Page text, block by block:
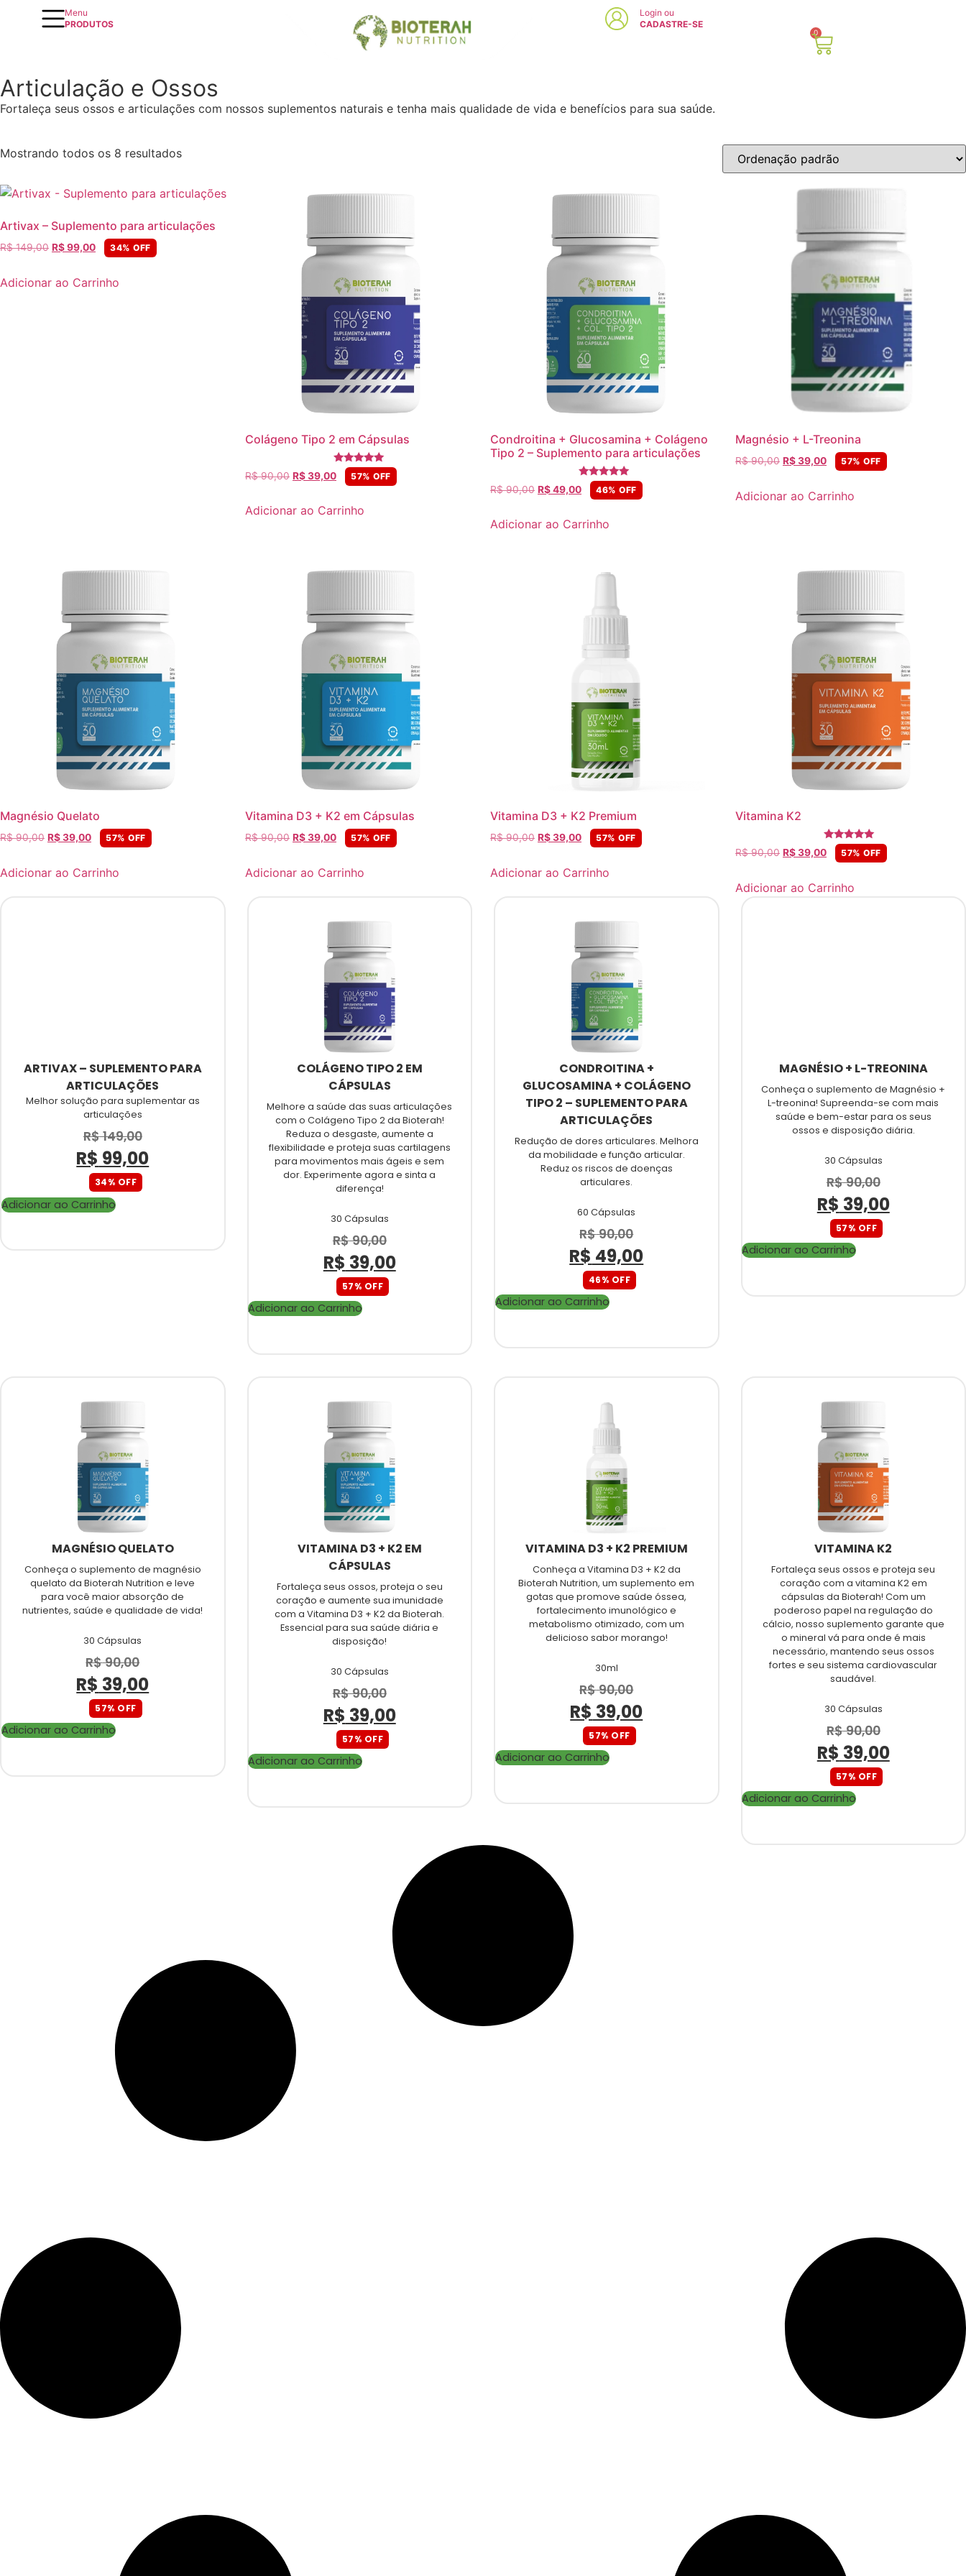
Menu
PRODUTOS
Login ou
CADASTRE-SE
0
Articulação e Ossos
Fortaleça seus ossos e articulações com nossos suplementos naturais e tenha mais qualidade de vida e benefícios para sua saúde.
Mostrando todos os 8 resultados
Artivax – Suplemento para articulações
R$149,00 R$99,00 34% OFF
Adicionar ao Carrinho
Colágeno Tipo 2 em Cápsulas
Avaliação
5.00
R$90,00 R$39,00 57% OFF
Adicionar ao Carrinho
Condroitina + Glucosamina + Colágeno
Tipo 2 – Suplemento para articulações
Avaliação
5
R$90,00 R$49,00 46% OFF
Adicionar ao Carrinho
Magnésio + L-Treonina
R$90,00 R$39,00 57% OFF
Adicionar ao Carrinho
Magnésio Quelato
R$90,00 R$39,00 57% OFF
Adicionar ao Carrinho
Vitamina D3 + K2 em Cápsulas
R$90,00 R$39,00 57% OFF
Adicionar ao Carrinho
Vitamina D3 + K2 Premium
R$90,00 R$39,00 57% OFF
Adicionar ao Carrinho
Vitamina K2
Avaliação
5.00
R$90,00 R$39,00 57% OFF
Adicionar ao Carrinho
ARTIVAX – SUPLEMENTO PARA
ARTICULAÇÕES
Melhor solução para suplementar as
articulações
R$149,00
R$ 99,00
34% OFF
Adicionar ao Carrinho
COLÁGENO TIPO 2 EM
CÁPSULAS
Melhore a saúde das suas articulações
com o Colágeno Tipo 2 da Bioterah!
Reduza o desgaste, aumente a
flexibilidade e proteja suas cartilagens
para movimentos mais ágeis e sem
dor. Experimente agora e sinta a
diferença!
30 Cápsulas
R$90,00
R$ 39,00
57% OFF
Adicionar ao Carrinho
CONDROITINA +
GLUCOSAMINA + COLÁGENO
TIPO 2 – SUPLEMENTO PARA
ARTICULAÇÕES
Redução de dores articulares. Melhora
da mobilidade e função articular.
Reduz os riscos de doenças
articulares.
60 Cápsulas
R$90,00
R$ 49,00
46% OFF
Adicionar ao Carrinho
MAGNÉSIO + L-TREONINA
Conheça o suplemento de Magnésio +
L-treonina! Supreenda-se com mais
saúde e bem-estar para os seus
ossos e disposição diária.
30 Cápsulas
R$90,00
R$ 39,00
57% OFF
Adicionar ao Carrinho
MAGNÉSIO QUELATO
Conheça o suplemento de magnésio
quelato da Bioterah Nutrition e leve
para você maior absorção de
nutrientes, saúde e qualidade de vida!
30 Cápsulas
R$90,00
R$ 39,00
57% OFF
Adicionar ao Carrinho
VITAMINA D3 + K2 EM
CÁPSULAS
Fortaleça seus ossos, proteja o seu
coração e aumente sua imunidade
com a Vitamina D3 + K2 da Bioterah.
Essencial para sua saúde diária e
disposição!
30 Cápsulas
R$90,00
R$ 39,00
57% OFF
Adicionar ao Carrinho
VITAMINA D3 + K2 PREMIUM
Conheça a Vitamina D3 + K2 da
Bioterah Nutrition, um suplemento em
gotas que promove saúde óssea,
fortalecimento imunológico e
metabolismo otimizado, com um
delicioso sabor morango!
30ml
R$90,00
R$ 39,00
57% OFF
Adicionar ao Carrinho
VITAMINA K2
Fortaleça seus ossos e proteja seu
coração com a vitamina K2 em
cápsulas da Bioterah! Com um
poderoso papel na regulação do
cálcio, nosso suplemento garante que
o mineral vá para onde é mais
necessário, mantendo seus ossos
fortes e seu sistema cardiovascular
saudável.
30 Cápsulas
R$90,00
R$ 39,00
57% OFF
Adicionar ao Carrinho